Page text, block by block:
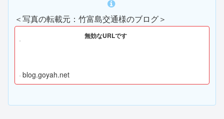
＜写真の転載元：竹富島交通様のブログ＞
無効なURLです
blog.goyah.net